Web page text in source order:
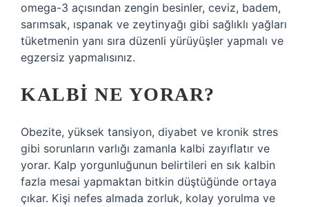
omega-3 açısından zengin besinler, ceviz, badem,
sarımsak, ıspanak ve zeytinyağı gibi sağlıklı yağları
tüketmenin yanı sıra düzenli yürüyüşler yapmalı ve
egzersiz yapmalısınız.
KALBI NE YORAR?
Obezite, yüksek tansiyon, diyabet ve kronik stres
gibi sorunların varlığı zamanla kalbi zayıflatır ve
yorar. Kalp yorgunluğunun belirtileri en sık kalbin
fazla mesai yapmaktan bitkin düştüğünde ortaya
çıkar. Kişi nefes almada zorluk, kolay yorulma ve